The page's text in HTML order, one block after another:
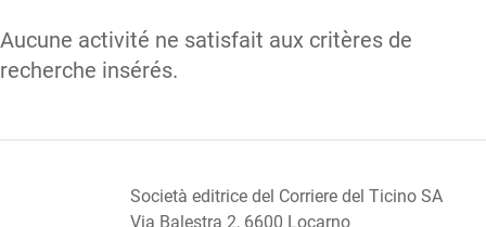
Aucune activité ne satisfait aux critères de
recherche insérés.
Società editrice del Corriere del Ticino SA
Via Balestra 2, 6600 Locarno